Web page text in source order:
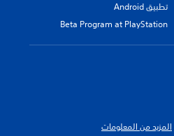
تطبيق Android
Beta Program at PlayStation
المزيد من المعلومات